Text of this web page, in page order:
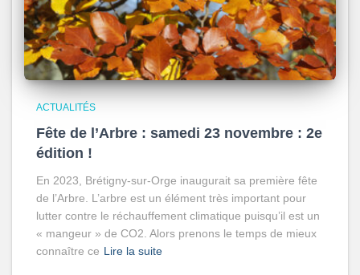
ACTUALITÉS
Fête de l’Arbre : samedi 23 novembre : 2e
édition !
En 2023, Brétigny-sur-Orge inaugurait sa première fête
de l’Arbre. L’arbre est un élément très important pour
lutter contre le réchauffement climatique puisqu’il est un
« mangeur » de CO2. Alors prenons le temps de mieux
connaître ce Lire la suite